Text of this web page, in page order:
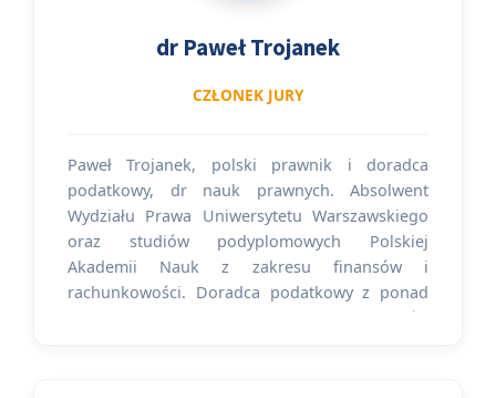
dr Paweł Trojanek
CZŁONEK JURY
Paweł Trojanek, polski prawnik i doradca
podatkowy, dr nauk prawnych. Absolwent
Wydziału Prawa Uniwersytetu Warszawskiego
oraz studiów podyplomowych Polskiej
Akademii Nauk z zakresu finansów i
rachunkowości. Doradca podatkowy z ponad
33 letnim stażem w wykonywaniu czynności